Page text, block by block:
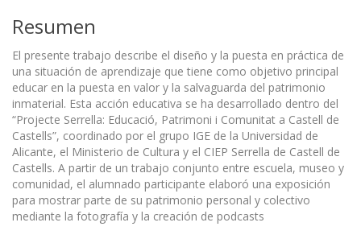
Resumen
El presente trabajo describe el diseño y la puesta en práctica de
una situación de aprendizaje que tiene como objetivo principal
educar en la puesta en valor y la salvaguarda del patrimonio
inmaterial. Esta acción educativa se ha desarrollado dentro del
“Projecte Serrella: Educació, Patrimoni i Comunitat a Castell de
Castells”, coordinado por el grupo IGE de la Universidad de
Alicante, el Ministerio de Cultura y el CIEP Serrella de Castell de
Castells. A partir de un trabajo conjunto entre escuela, museo y
comunidad, el alumnado participante elaboró una exposición
para mostrar parte de su patrimonio personal y colectivo
mediante la fotografía y la creación de podcasts